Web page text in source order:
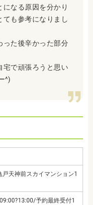
なる原因を分かり
も参考になりまし
った後辛かった部分
宅で頑張ろうと思い
^)
天神前スカイマンション1
予約最終受付1